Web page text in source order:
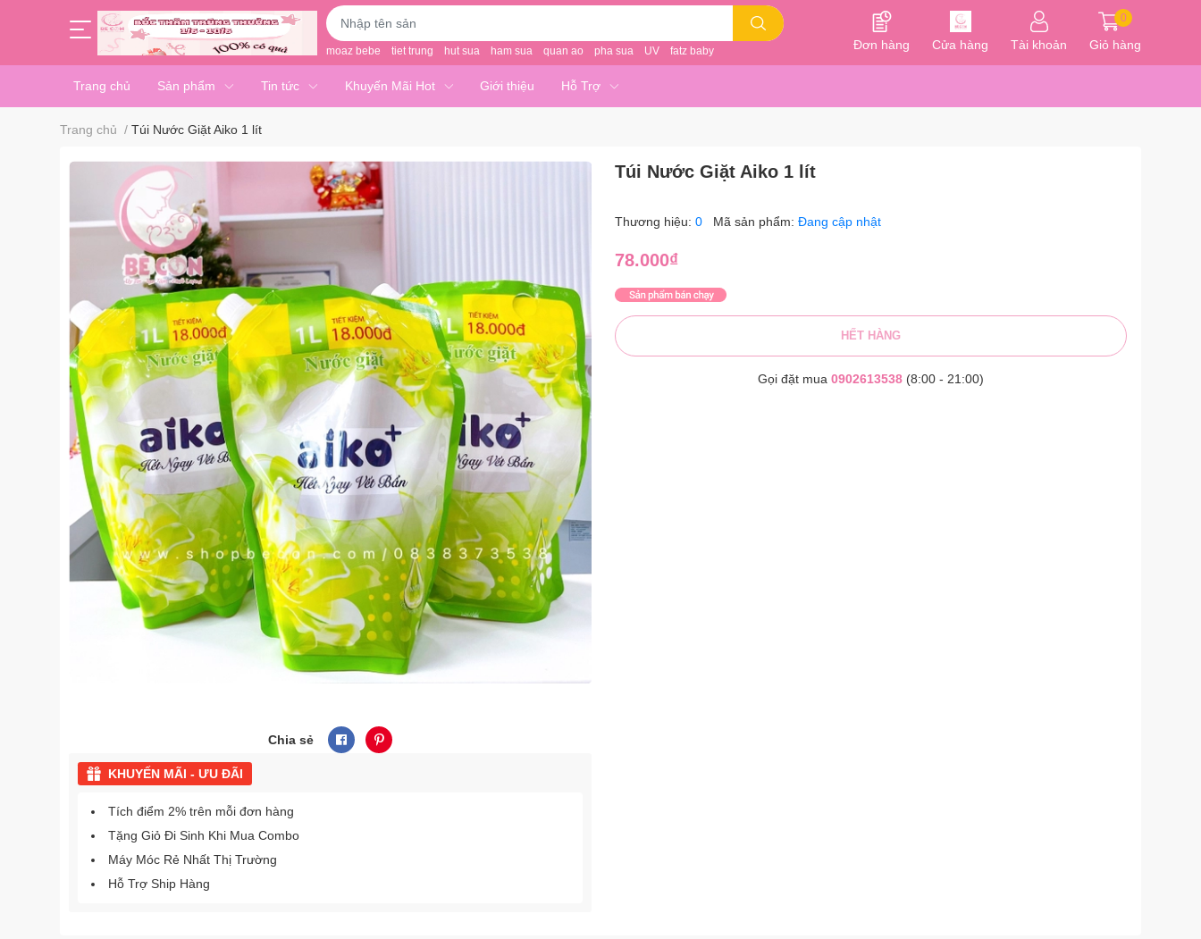
moaz bebe tiet trung hut sua ham sua quan ao pha sua UV fatz baby Đơn hàng Cửa hàng Tài khoản
0
Giỏ hàng
Trang chủ Sản phẩm Tin tức Khuyến Mãi Hot Giới thiệu Hỗ Trợ
Trang chủ / Túi Nước Giặt Aiko 1 lít
Chia sẻ
KHUYẾN MÃI - ƯU ĐÃI
Tích điểm 2% trên mỗi đơn hàng
Tặng Giỏ Đi Sinh Khi Mua Combo
Máy Móc Rẻ Nhất Thị Trường
Hỗ Trợ Ship Hàng
Túi Nước Giặt Aiko 1 lít
Thương hiệu: 0 Mã sản phẩm: Đang cập nhật
78.000₫
HẾT HÀNG
Gọi đặt mua 0902613538 (8:00 - 21:00)